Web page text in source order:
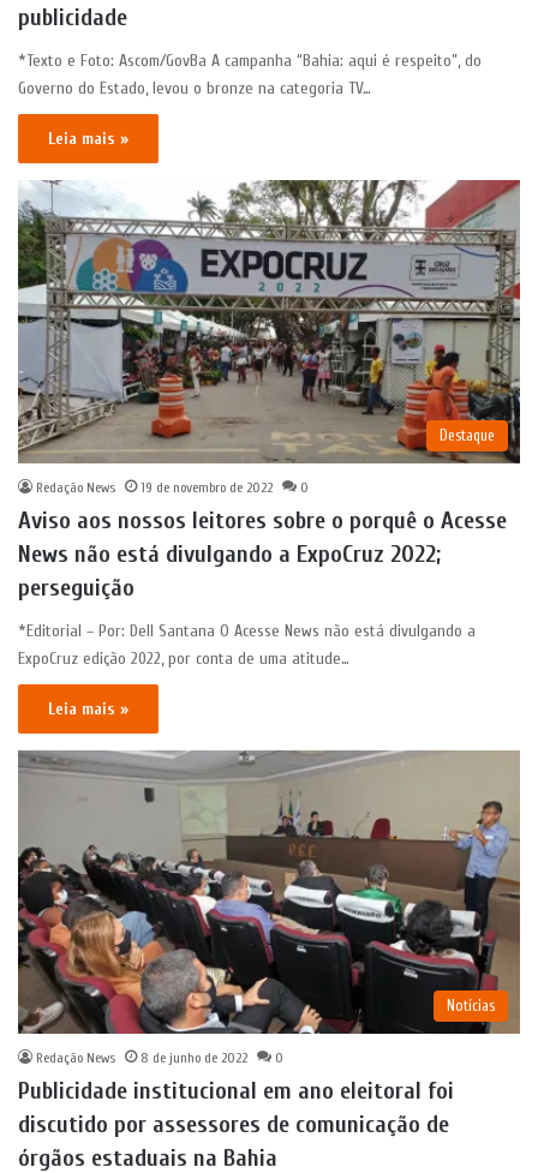
publicidade
*Texto e Foto: Ascom/GovBa A campanha “Bahia: aqui é respeito”, do
Governo do Estado, levou o bronze na categoria TV…
Leia mais »
Destaque
Redação News 19 de novembro de 2022 0
Aviso aos nossos leitores sobre o porquê o Acesse
News não está divulgando a ExpoCruz 2022;
perseguição
*Editorial – Por: Dell Santana O Acesse News não está divulgando a
ExpoCruz edição 2022, por conta de uma atitude…
Leia mais »
Notícias
Redação News 8 de junho de 2022 0
Publicidade institucional em ano eleitoral foi
discutido por assessores de comunicação de
órgãos estaduais na Bahia